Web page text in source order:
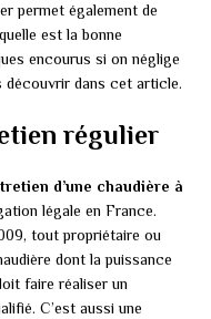
permet également de
est la bonne
encourus si on néglige
découvrir dans cet article.
régulier
d’une chaudière à
légale en France.
tout propriétaire ou
dont la puissance
faire réaliser un
C’est aussi une